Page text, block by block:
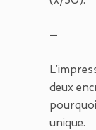
—
deux
unique.